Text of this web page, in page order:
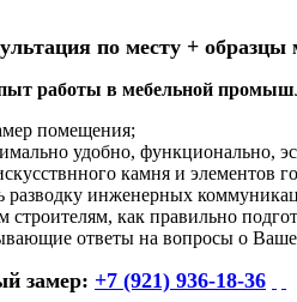
по месту +
работы в мебельной
помещения;
удобно, функционально,
камня и элементов
разводку инженерных
как правильно
ответы на вопросы о
замер: +7 (921) 936-18-36